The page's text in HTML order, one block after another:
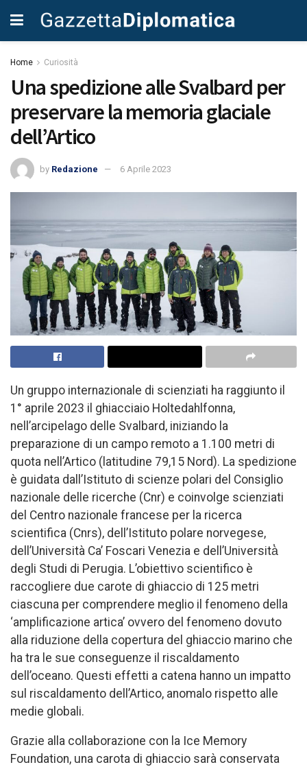
Home Curiosità
Una spedizione alle Svalbard per
preservare la memoria glaciale
dell’Artico
by Redazione 6 Aprile 2023
Un gruppo internazionale di scienziati ha raggiunto il
1° aprile 2023 il ghiacciaio Holtedahlfonna,
nell’arcipelago delle Svalbard, iniziando la
preparazione di un campo remoto a 1.100 metri di
quota nell’Artico (latitudine 79,15 Nord). La spedizione
è guidata dall’Istituto di scienze polari del Consiglio
nazionale delle ricerche (Cnr) e coinvolge scienziati
del Centro nazionale francese per la ricerca
scientifica (Cnrs), dell’Istituto polare norvegese,
dell’Università Ca’ Foscari Venezia e dell’Università̀
degli Studi di Perugia. L’obiettivo scientifico è
raccogliere due carote di ghiaccio di 125 metri
ciascuna per comprendere meglio il fenomeno della
‘amplificazione artica’ ovvero del fenomeno dovuto
alla riduzione della copertura del ghiaccio marino che
ha tra le sue conseguenze il riscaldamento
dell’oceano. Questi effetti a catena hanno un impatto
sul riscaldamento dell’Artico, anomalo rispetto alle
medie globali.
Grazie alla collaborazione con la Ice Memory
Foundation, una carota di ghiaccio sarà conservata